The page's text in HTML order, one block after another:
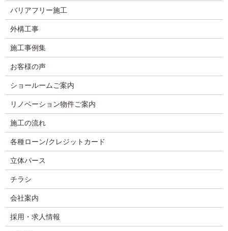
バリアフリー施工
外構工事
施工事例集
お客様の声
ショールームご案内
リノベーション物件ご案内
施工の流れ
各種ローン/クレジットカード
立体パース
チラシ
会社案内
採用・求人情報